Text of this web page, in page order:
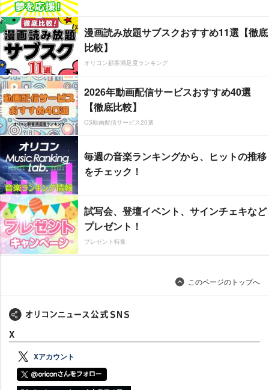
漫画読み放題サブスクおすすめ11選【徹底
比較】
オリコン顧客満足度ランキング
2026年動画配信サービスおすすめ40選
【徹底比較】
CS動画配信サービス20選
毎週の音楽ランキングから、ヒットの推移
をチェック！
試写会、登壇イベント、サインチェキなど
プレゼント！
プレゼント特集
このページのトップへ
X
Xアカウント